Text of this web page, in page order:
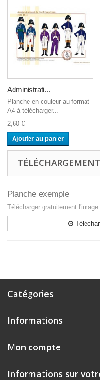
Administrati...
Planche en couleur au format
A4 à télécharger...
2,60 €
Ajouter au panier
TÉLÉCHARGEMENT
Planche exemple
Télécharger gratuitement
Catégories
Informations
Mon compte
Informations sur